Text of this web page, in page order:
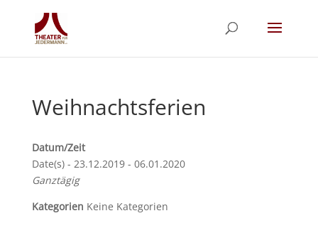
Weihnachtsferien
Datum/Zeit
Date(s) - 23.12.2019 - 06.01.2020
Ganztägig
Kategorien Keine Kategorien